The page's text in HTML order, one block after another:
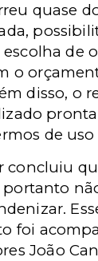
quase
de
o
disso, o
de uso
concluiu
foi
João